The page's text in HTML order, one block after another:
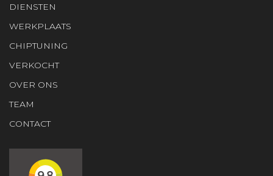
DIENSTEN
WERKPLAATS
CHIPTUNING
VERKOCHT
OVER ONS
TEAM
CONTACT